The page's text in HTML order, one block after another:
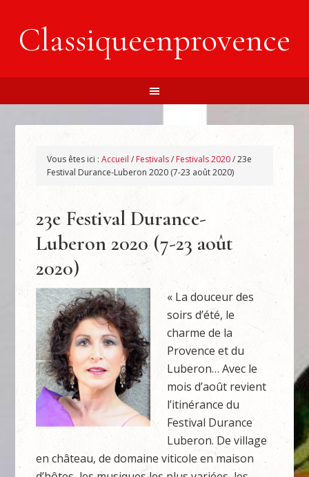
Classiqueenprovence
Vous êtes ici :Accueil / Festivals/ Festivals 2020/23e
Festival Durance-Luberon 2020 (7-23 août 2020)
23e Festival Durance-
Luberon 2020 (7-23 août
2020)
« La douceur des
soirs d’été, le
charme de la
Provence et du
Luberon… Avec le
mois d’août revient
l’itinérance du
Festival Durance
Luberon. De village
en château, de domaine viticole en maison